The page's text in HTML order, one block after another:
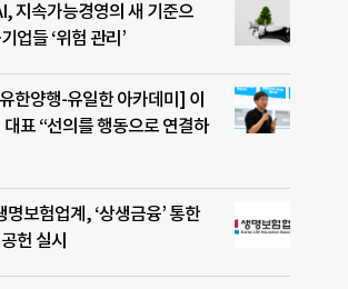
지속가능경영의 새 기준으
업들 ‘위험 관리’
한양행-유일한 아카데미] 이
대표 “선의를 행동으로 연결하
명보험업계, ‘상생금융’ 통한
헌 실시